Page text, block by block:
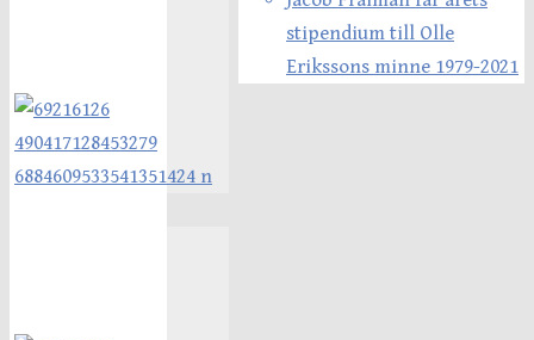
stipendium till Olle
Erikssons minne 1979-2021